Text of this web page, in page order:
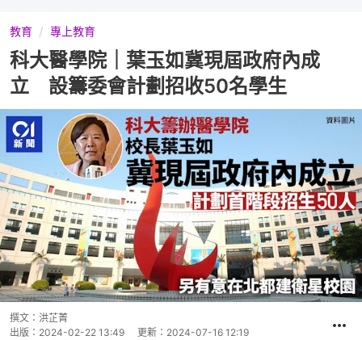
教育 專上教育
科大醫學院｜葉玉如冀現屆政府內成
立 設籌委會計劃招收50名學生
撰文： 洪芷菁
出版： 2024-02-22 13:49 更新： 2024-07-16 12:19